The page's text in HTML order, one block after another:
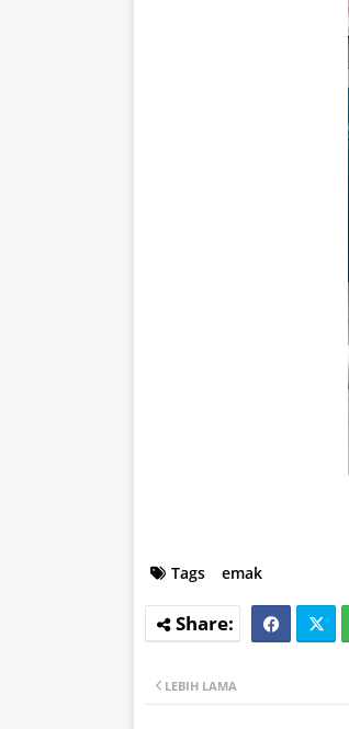
Tags emak
LEBIH LAMA